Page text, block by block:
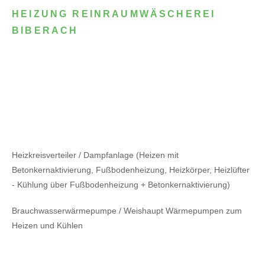
HEIZUNG REINRAUMWÄSCHEREI
BIBERACH
Heizkreisverteiler / Dampfanlage (Heizen mit
Betonkernaktivierung, Fußbodenheizung, Heizkörper, Heizlüfter
- Kühlung über Fußbodenheizung + Betonkernaktivierung)
Brauchwasserwärmepumpe / Weishaupt Wärmepumpen zum
Heizen und Kühlen